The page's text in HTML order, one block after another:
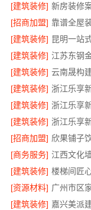
[建筑装修] 新房装修
[招商加盟]
[建筑装修] 昆明一站
[建筑装修] 江苏东钢
[建筑装修] 云南晟构
[建筑装修]
[建筑装修]
[建筑装修]
[招商加盟] 欣果铺子
[商务服务] 江西文化
[建筑装修] 楼梯间匠
[资源材料] 广州市区
[建筑装修] 嘉兴美派